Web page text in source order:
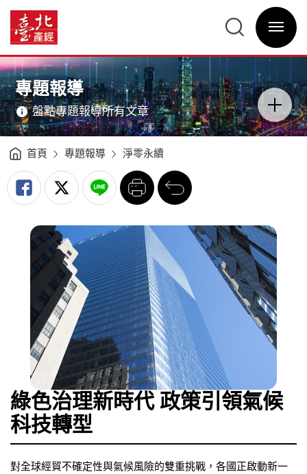
策
引
領
候
科
技
轉
型
臺
北
臺
經
訊
網
網
站
主
單
選
單
關
主
意
境
專題報導
盤點專題報導所有文章
分
類
開
關
首頁 專題報導 淨零永續
列
印
回
前
一
頁
綠色治理新時代 政策引領氣候
科技轉型
對全球經貿不確定性與氣候風險的雙重挑戰，各國正啟動新一